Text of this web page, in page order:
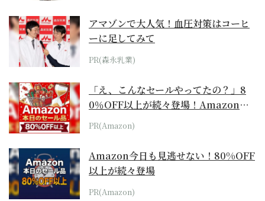
アマゾンで大人気！血圧対策はコーヒ
ーに足してみて
PR(森永乳業)
「え、こんなセールやってたの？」8
0％OFF以上が続々登場！Amazonの
本気が...
PR(Amazon)
Amazon今日も見逃せない！80%OFF
以上が続々登場
PR(Amazon)